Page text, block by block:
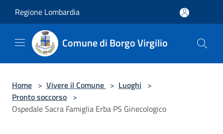
Regione Lombardia
Comune di Borgo Virgilio
Home > Vivere il Comune > Luoghi >
Pronto soccorso >
Ospedale Sacra Famiglia Erba PS Ginecologico